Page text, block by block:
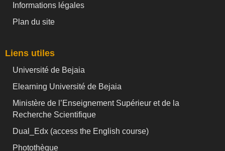
Informations légales
Plan du site
Liens utiles
Université de Bejaia
Elearning Université de Bejaia
Ministère de l’Enseignement Supérieur et de la
Recherche Scientifique
Dual_Edx (access the English course)
Photothèque